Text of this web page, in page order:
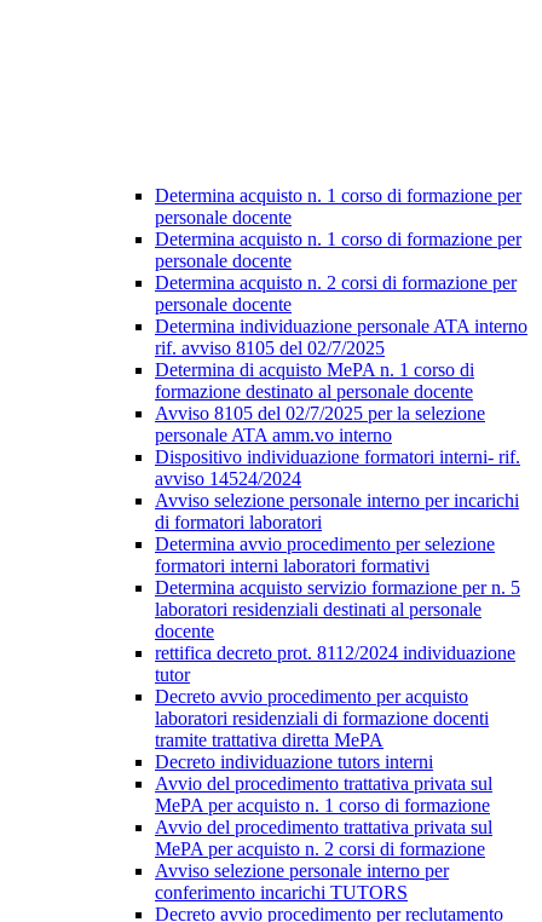
Determina acquisto n. 1 corso di formazione per
personale docente
Determina acquisto n. 1 corso di formazione per
personale docente
Determina acquisto n. 2 corsi di formazione per
personale docente
Determina individuazione personale ATA interno
rif. avviso 8105 del 02/7/2025
Determina di acquisto MePA n. 1 corso di
formazione destinato al personale docente
Avviso 8105 del 02/7/2025 per la selezione
personale ATA amm.vo interno
Dispositivo individuazione formatori interni- rif.
avviso 14524/2024
Avviso selezione personale interno per incarichi
di formatori laboratori
Determina avvio procedimento per selezione
formatori interni laboratori formativi
Determina acquisto servizio formazione per n. 5
laboratori residenziali destinati al personale
docente
rettifica decreto prot. 8112/2024 individuazione
tutor
Decreto avvio procedimento per acquisto
laboratori residenziali di formazione docenti
tramite trattativa diretta MePA
Decreto individuazione tutors interni
Avvio del procedimento trattativa privata sul
MePA per acquisto n. 1 corso di formazione
Avvio del procedimento trattativa privata sul
MePA per acquisto n. 2 corsi di formazione
Avviso selezione personale interno per
conferimento incarichi TUTORS
Decreto avvio procedimento per reclutamento